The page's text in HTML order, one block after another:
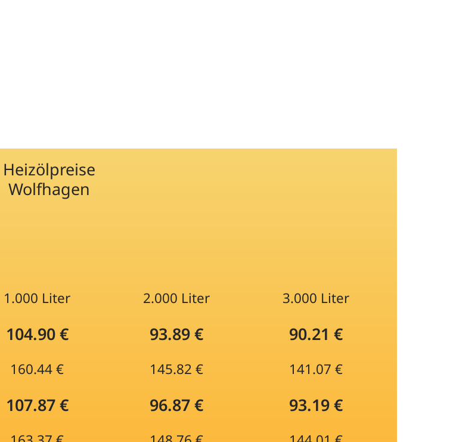
Heizölpreise
Wolfhagen
1.000 Liter 2.000 Liter
3.000 Liter
104.90 € 93.89 € 90.21 €
160.44 € 145.82 €
141.07 €
107.87 € 96.87 € 93.19 €